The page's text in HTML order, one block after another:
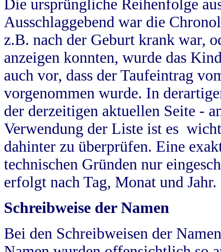
Die ursprüngliche Reihenfolge
Ausschlaggebend war die
z.B. nach der Geburt krank war,
anzeigen konnten, wurde das
auch vor, dass der Taufeintrag
vorgenommen wurde. In
der derzeitigen aktuellen Seite -
Verwendung der Liste ist es
dahinter zu überprüfen. Eine
technischen Gründen nur
erfolgt nach Tag, Monat und Jahr.
Schreibweise der Namen
Bei den Schreibweisen der